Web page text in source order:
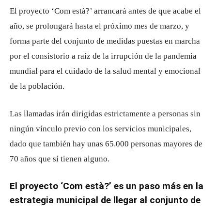
El proyecto ‘Com està?’ arrancará antes de que acabe el
año, se prolongará hasta el próximo mes de marzo, y
forma parte del conjunto de medidas puestas en marcha
por el consistorio a raíz de la irrupción de la pandemia
mundial para el cuidado de la salud mental y emocional
de la población.
Las llamadas irán dirigidas estrictamente a personas sin
ningún vínculo previo con los servicios municipales,
dado que también hay unas 65.000 personas mayores de
70 años que sí tienen alguno.
El proyecto ‘Com està?’ es un paso más en la
estrategia municipal de llegar al conjunto de